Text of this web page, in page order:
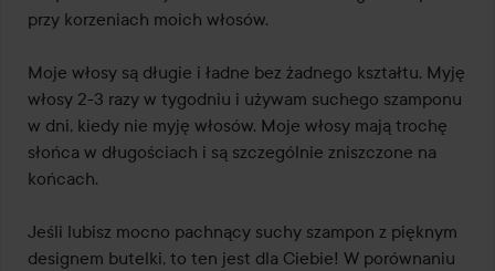
przy korzeniach moich włosów.
Moje włosy są długie i ładne bez żadnego kształtu. Myję
włosy 2-3 razy w tygodniu i używam suchego szamponu
w dni, kiedy nie myję włosów. Moje włosy mają trochę
słońca w długościach i są szczególnie zniszczone na
końcach.
Jeśli lubisz mocno pachnący suchy szampon z pięknym
designem butelki, to ten jest dla Ciebie! W porównaniu